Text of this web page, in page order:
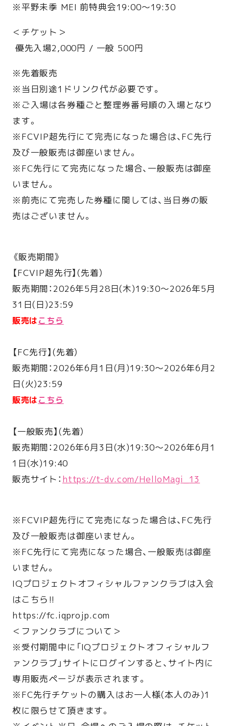
※平野未季 MEI 前特典会19:00〜19:30
＜チケット＞
優先入場2,000円 / 一般 500円
※先着販売
※当日別途1ドリンク代が必要です。
※ご入場は各券種ごと整理券番号順の入場となり
ます。
※FCVIP超先行にて完売になった場合は、FC先行
及び一般販売は御座いません。
※FC先行にて完売になった場合、一般販売は御座
いません。
※前売にて完売した券種に関しては、当日券の販
売はございません。
《販売期間》
【FCVIP超先行】(先着）
販売期間：2026年5月28日(木)19:30〜2026年5月
31日(日)23:59
販売はこちら
【FC先行】(先着）
販売期間：2026年6月1日(月)19:30〜2026年6月2
日(火)23:59
販売はこちら
【一般販売】(先着）
販売期間：2026年6月3日(水)19:30〜2026年6月1
1日(水)19:40
販売サイト： https://t-dv.com/HelloMagi_13
※FCVIP超先行にて完売になった場合は、FC先行
及び一般販売は御座いません。
※FC先行にて完売になった場合、一般販売は御座
いません。
IQプロジェクトオフィシャルファンクラブは入会
はこちら!!
https://fc.iqprojp.com
＜ファンクラブについて＞
※受付期間中に「IQプロジェクトオフィシャルフ
ァンクラブ」サイトにログインすると、サイト内に
専用販売ページが表示されます。
※FC先行チケットの購入はお一人様(本人のみ)1
枚に限らせて頂きます。